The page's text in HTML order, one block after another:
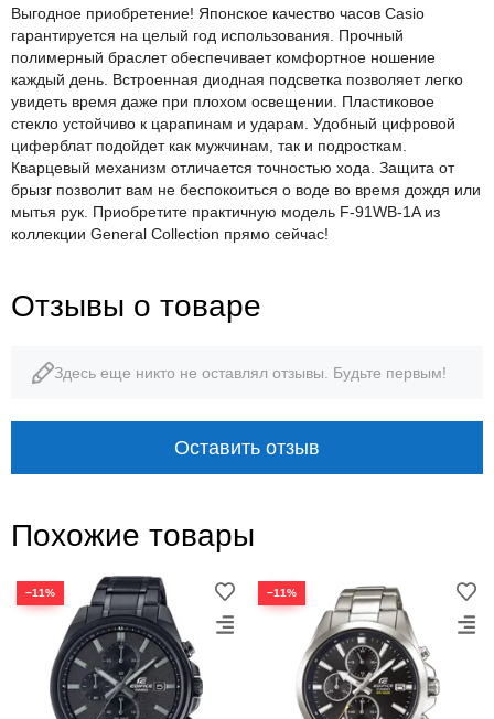
Выгодное приобретение! Японское качество часов Casio
гарантируется на целый год использования. Прочный
полимерный браслет обеспечивает комфортное ношение
каждый день. Встроенная диодная подсветка позволяет легко
увидеть время даже при плохом освещении. Пластиковое
стекло устойчиво к царапинам и ударам. Удобный цифровой
циферблат подойдет как мужчинам, так и подросткам.
Кварцевый механизм отличается точностью хода. Защита от
брызг позволит вам не беспокоиться о воде во время дождя или
мытья рук. Приобретите практичную модель F-91WB-1A из
коллекции General Collection прямо сейчас!
Отзывы о товаре
Здесь еще никто не оставлял отзывы. Будьте первым!
Оставить отзыв
Похожие товары
−11% −11%